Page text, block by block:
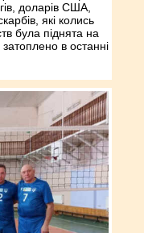
доларів США,
які колись
була піднята на
в останні